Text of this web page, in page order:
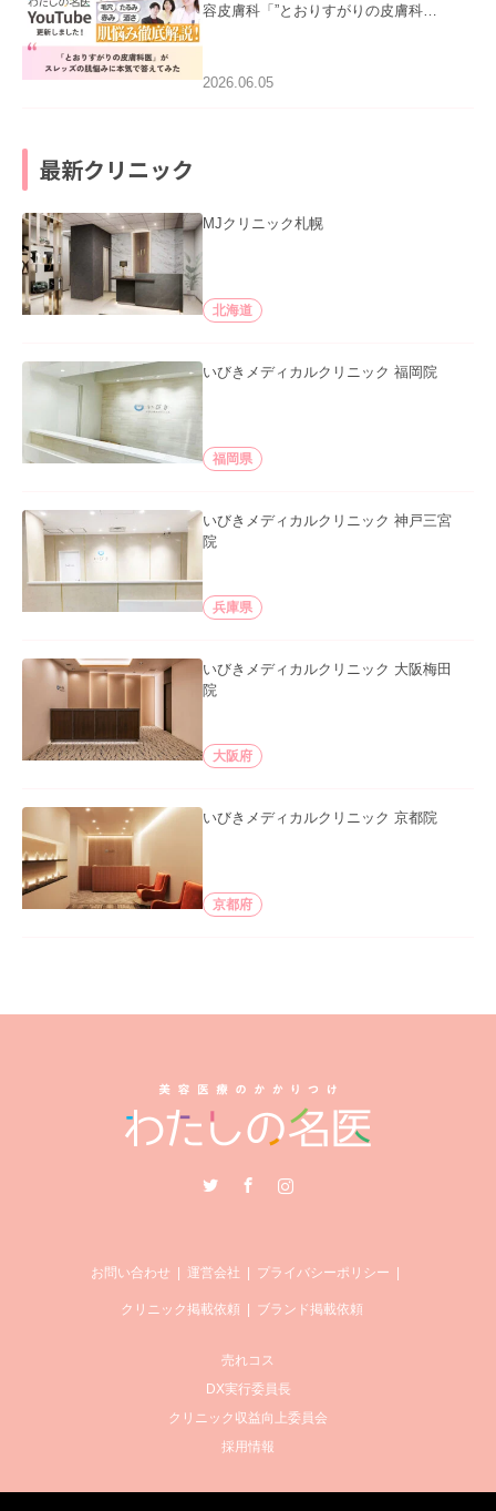
容皮膚科「”とおりすがりの皮膚科
2026.06.05
最新クリニック
MJクリニック札幌
北海道
いびきメディカルクリニック 福岡院
福岡県
いびきメディカルクリニック 神戸三宮
院
兵庫県
いびきメディカルクリニック 大阪梅田
院
大阪府
いびきメディカルクリニック 京都院
京都府
Instagram
お問い合わせ 運営会社 プライバシーポリシー
クリニック掲載依頼 ブランド掲載依頼
売れコス
DX実行委員長
クリニック収益向上委員会
採用情報